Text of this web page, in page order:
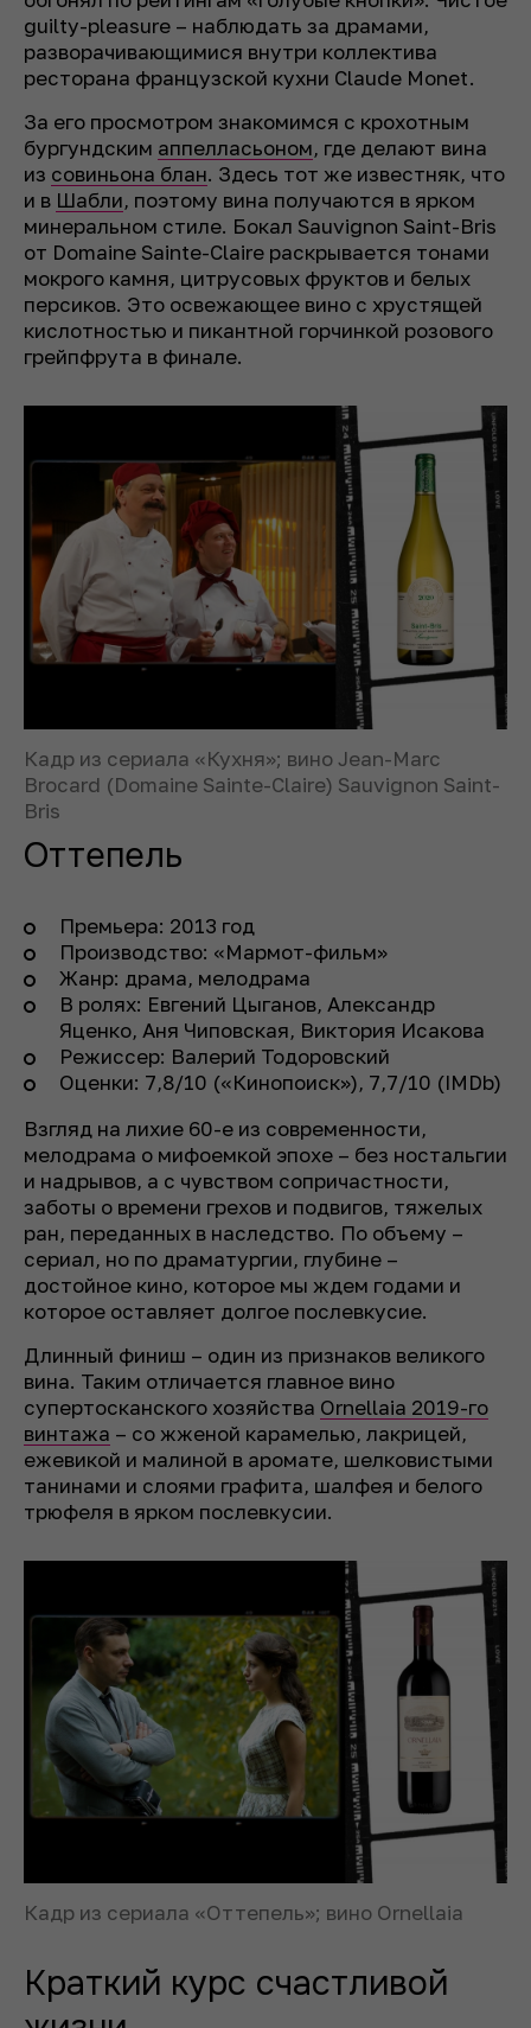
guilty-pleasure – наблюдать за драмами,
разворачивающимися внутри коллектива
ресторана французской кухни Claude Monet.
За его просмотром знакомимся с крохотным
бургундским аппелласьоном, где делают вина
из совиньона блан. Здесь тот же известняк, что
и в Шабли, поэтому вина получаются в ярком
минеральном стиле. Бокал Sauvignon Saint-Bris
от Domaine Sainte-Claire раскрывается тонами
мокрого камня, цитрусовых фруктов и белых
персиков. Это освежающее вино с хрустящей
кислотностью и пикантной горчинкой розового
грейпфрута в финале.
Кадр из сериала «Кухня»; вино Jean-Marc
Brocard (Domaine Sainte-Claire) Sauvignon Saint-
Bris
Оттепель
Премьера: 2013 год
Производство: «Мармот-фильм»
Жанр: драма, мелодрама
В ролях: Евгений Цыганов, Александр
Яценко, Аня Чиповская, Виктория Исакова
Режиссер: Валерий Тодоровский
Оценки: 7,8/10 («Кинопоиск»), 7,7/10 (IMDb)
Взгляд на лихие 60-е из современности,
мелодрама о мифоемкой эпохе – без ностальгии
и надрывов, а с чувством сопричастности,
заботы о времени грехов и подвигов, тяжелых
ран, переданных в наследство. По объему –
сериал, но по драматургии, глубине –
достойное кино, которое мы ждем годами и
которое оставляет долгое послевкусие.
Длинный финиш – один из признаков великого
вина. Таким отличается главное вино
супертосканского хозяйства Ornellaia 2019-го
винтажа – со жженой карамелью, лакрицей,
ежевикой и малиной в аромате, шелковистыми
танинами и слоями графита, шалфея и белого
трюфеля в ярком послевкусии.
Кадр из сериала «Оттепель»; вино Ornellaia
Краткий курс счастливой